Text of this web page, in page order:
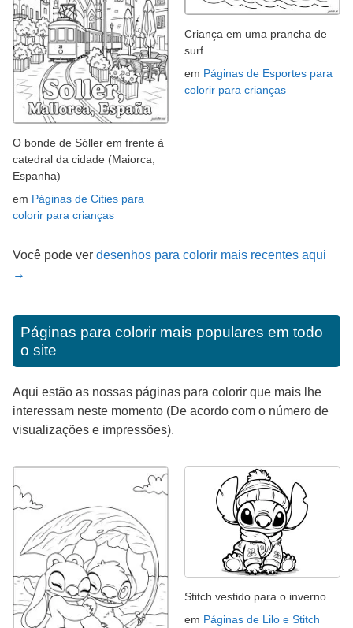
O bonde de Sóller em frente à
catedral da cidade (Maiorca,
Espanha)
em Páginas de Cities para
colorir para crianças
Criança em uma prancha de
surf
em Páginas de Esportes para
colorir para crianças
Você pode ver desenhos para colorir mais recentes aqui
→
Páginas para colorir mais populares em todo
o site
Aqui estão as nossas páginas para colorir que mais lhe
interessam neste momento (De acordo com o número de
visualizações e impressões).
Stitch vestido para o inverno
em Páginas de Lilo e Stitch